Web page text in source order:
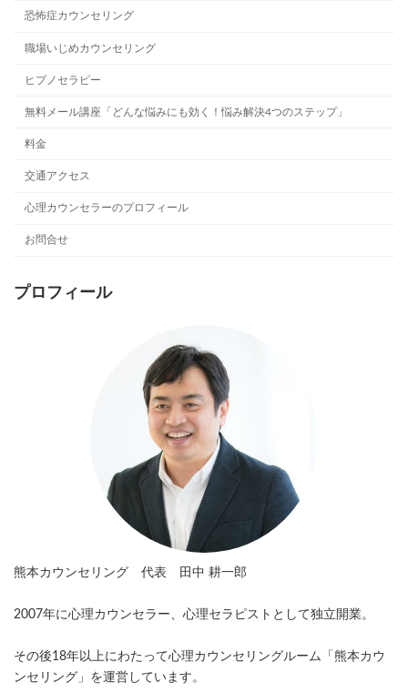
恐怖症カウンセリング
職場いじめカウンセリング
ヒプノセラピー
無料メール講座「どんな悩みにも効く！悩み解決4つのステップ」
料金
交通アクセス
心理カウンセラーのプロフィール
お問合せ
プロフィール
熊本カウンセリング 代表 田中 耕一郎
2007年に心理カウンセラー、心理セラピストとして独立開業。
その後18年以上にわたって心理カウンセリングルーム「熊本カウ
ンセリング」を運営しています。